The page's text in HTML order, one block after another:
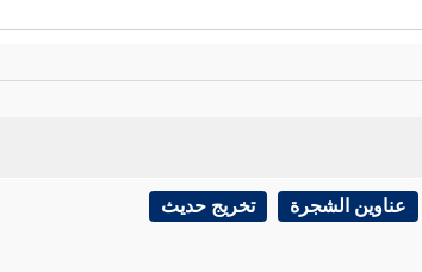
عناوين الشجرة تخريج حديث